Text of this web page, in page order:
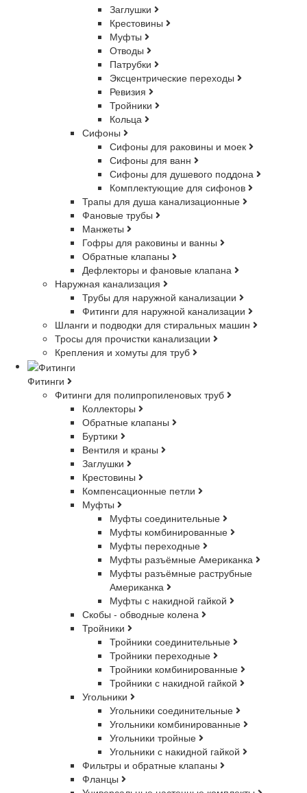
Заглушки
Крестовины
Муфты
Отводы
Патрубки
Эксцентрические переходы
Ревизия
Тройники
Кольца
Сифоны
Сифоны для раковины и моек
Сифоны для ванн
Сифоны для душевого поддона
Комплектующие для сифонов
Трапы для душа канализационные
Фановые трубы
Манжеты
Гофры для раковины и ванны
Обратные клапаны
Дефлекторы и фановые клапана
Наружная канализация
Трубы для наружной канализации
Фитинги для наружной канализации
Шланги и подводки для стиральных машин
Тросы для прочистки канализации
Крепления и хомуты для труб
Фитинги
Фитинги для полипропиленовых труб
Коллекторы
Обратные клапаны
Буртики
Вентиля и краны
Заглушки
Крестовины
Компенсационные петли
Муфты
Муфты соединительные
Муфты комбинированные
Муфты переходные
Муфты разъёмные Американка
Муфты разъёмные раструбные
Американка
Муфты с накидной гайкой
Скобы - обводные колена
Тройники
Тройники соединительные
Тройники переходные
Тройники комбинированные
Тройники с накидной гайкой
Угольники
Угольники соединительные
Угольники комбинированные
Угольники тройные
Угольники с накидной гайкой
Фильтры и обратные клапаны
Фланцы